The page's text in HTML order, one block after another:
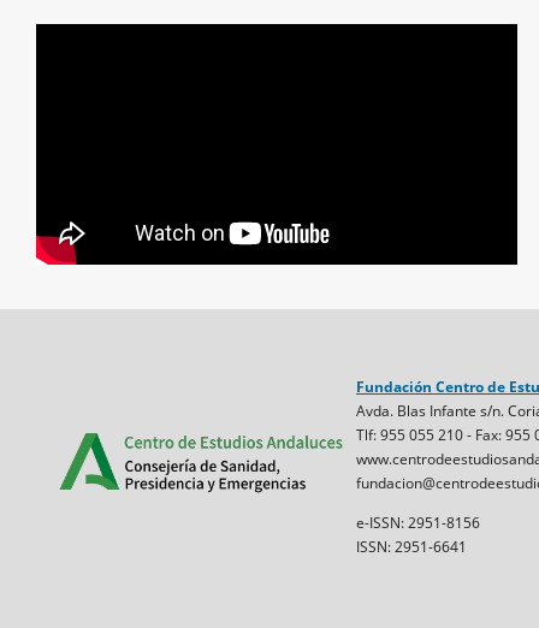
Fundación Centro de
Avda. Blas Infante s/n.
Tlf: 955 055 210 - Fax: 955
e-ISSN: 2951-8156
ISSN: 2951-6641